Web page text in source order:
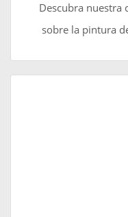
Descubra nuestra
sobre la pintura